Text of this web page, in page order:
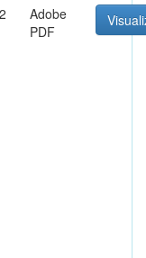
Adobe
PDF